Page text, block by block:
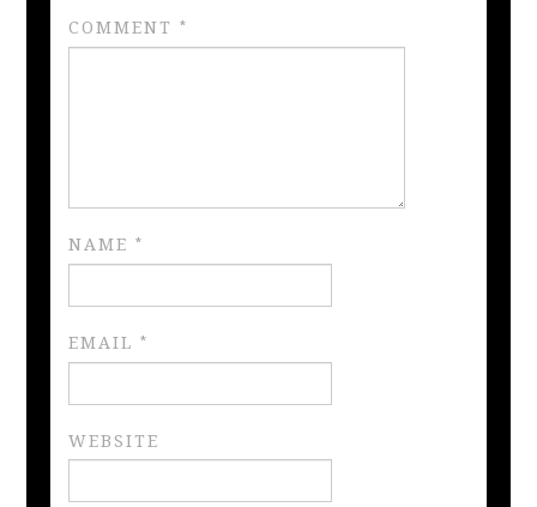
COMMENT*
NAME*
EMAIL*
WEBSITE